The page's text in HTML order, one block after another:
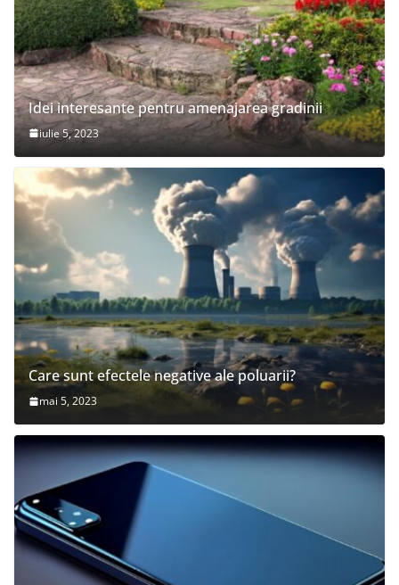
Idei interesante pentru amenajarea gradinii
iulie 5, 2023
Care sunt efectele negative ale poluarii?
mai 5, 2023